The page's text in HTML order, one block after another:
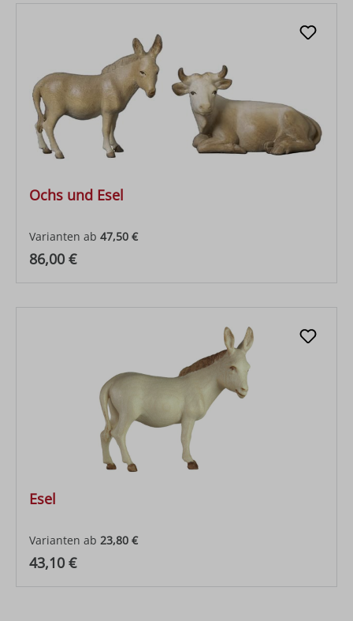
Ochs und Esel
Varianten ab 47,50 €
Regulärer Preis:
86,00 €
Esel
Varianten ab 23,80 €
Regulärer Preis:
43,10 €